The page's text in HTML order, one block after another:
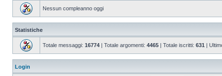
Nessun compleanno oggi
Statistiche
Totale messaggi: 16774 | Totale argomenti: 4465 | Totale iscritti: 631 |
Login